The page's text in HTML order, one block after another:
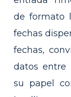
de formato
fechas
fechas,
datos entre
su papel